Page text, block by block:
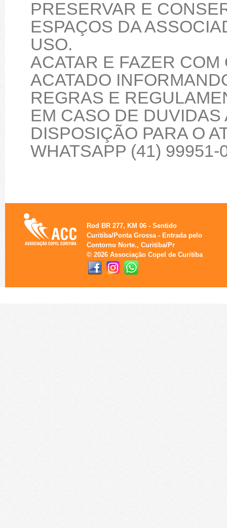
PRESERVAR E
ESPAÇOS DA
USO.
ACATAR E FAZER
ACATADO
REGRAS E
EM CASO DE DUVIDAS
DISPOSIÇÃO PARA O
WHATSAPP (41)
Rod BR 277, KM 06 - Sentido
Curitiba/Ponta Grossa - Entrada pelo
Contorno Norte., Curitiba/Pr
© 2026 Associação Copel de Curitiba